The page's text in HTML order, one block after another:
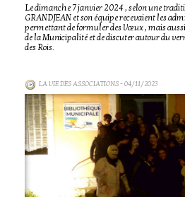
Le dimanche 7 janvier 2024 , selon une
GRANDJEAN et son équipe recevaient les
permettant de formuler des Vœux , mais
de la Municipalité et de discuter autour du
des Rois.
LA VIE DES ASSOCIATIONS- 04/11/2023